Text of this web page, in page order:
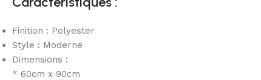
Finition : Polyester
Style : Moderne
Dimensions :
* 60cm x 90cm